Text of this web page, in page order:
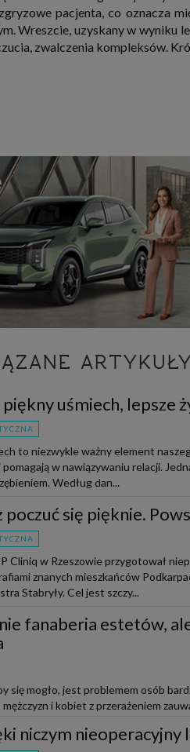
pacjenta, co oznacza
Wreszcie, uzyskany w wyniku
zwalczenia kompleksów.
ARTYKUŁY
uśmiech, lepsze
to niezwykle ważny element
w nawiązywaniu relacji.
Według dan...
poczuć się pięknie.
Cliniq w Rzeszowie przygotował
znanych mieszkańców
Stabryły. Cel jest szczy...
fanaberia estetów,
się mogło, jest problemem osób
i kobiet z przerażeniem
niczym nieoperacyjny